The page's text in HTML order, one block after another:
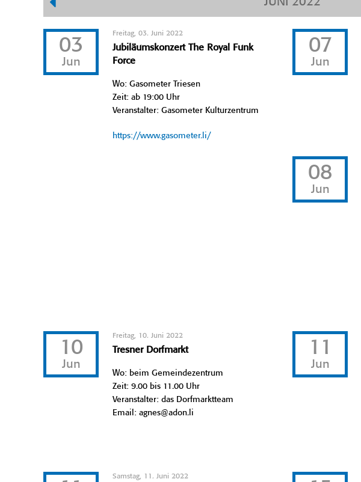
03
Jun
Freitag, 03. Juni 2022
Jubiläumskonzert The Royal Funk
Force
Wo: Gasometer Triesen
Zeit: ab 19:00 Uhr
Veranstalter: Gasometer Kulturzentrum
https://www.gasometer.li/
07
Jun
08
Jun
10
Jun
Freitag, 10. Juni 2022
Tresner Dorfmarkt
Wo: beim Gemeindezentrum
Zeit: 9.00 bis 11.00 Uhr
Veranstalter: das Dorfmarktteam
Email: agnes@adon.li
11
Jun
Samstag, 11. Juni 2022